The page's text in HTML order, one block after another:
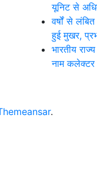
यूनिट से
वर्षों से
हुई मुखर,
भारतीय
नाम कलेक्टर
.